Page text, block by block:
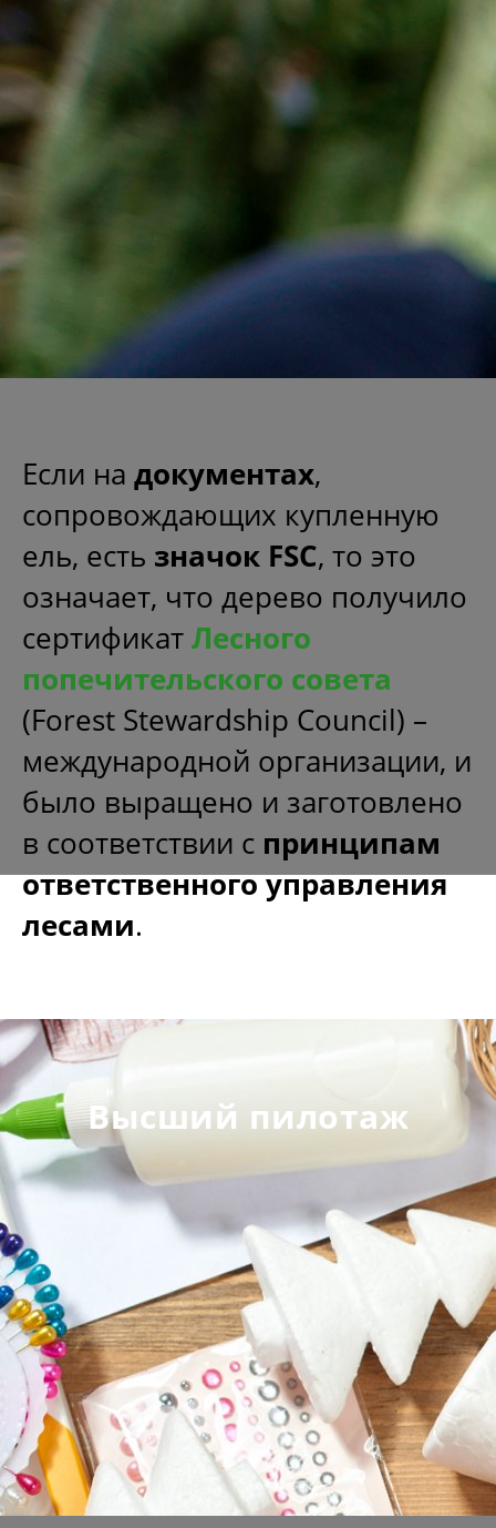
Высший пилотаж
Если на документах,
сопровождающих купленную
ель, есть значок FSC, то это
означает, что дерево получило
сертификатЛесного
попечительского совета
(Forest Stewardship Council) –
международной организации, и
было выращено и заготовлено
в соответствии с принципам
ответственного управления
лесами.